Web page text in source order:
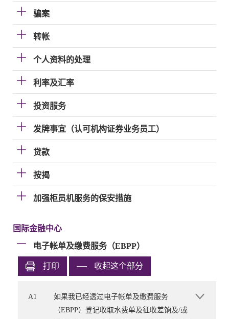
骗案
转帐
个人资料的处理
利率及汇率
投资服务
发牌事宜（认可机构证券业务员工）
贷款
按揭
加强柜员机服务的保安措施
国际金融中心
电子帐单及缴费服务（EBPP）
打印 收起这个部分
A1
如果我已经透过电子帐单及缴费服务
（EBPP）登记收取水费单及征收差饷及/或